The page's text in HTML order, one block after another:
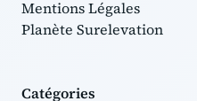
Mentions Légales
Planète Surelevation
Catégories